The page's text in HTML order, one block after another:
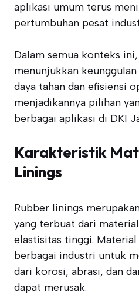
aplikasi umum terus
pertumbuhan pesat
Dalam semua konteks
menunjukkan
daya tahan dan efisiensi
menjadikannya pilihan
berbagai aplikasi di DKI
Karakteristik
Linings
Rubber linings
yang terbuat dari
elastisitas tinggi.
berbagai industri untuk
dari korosi, abrasi, dan
dapat merusak.